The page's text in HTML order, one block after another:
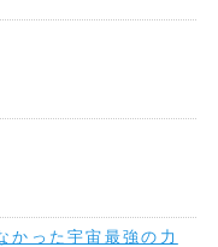
かった宇宙最強の力